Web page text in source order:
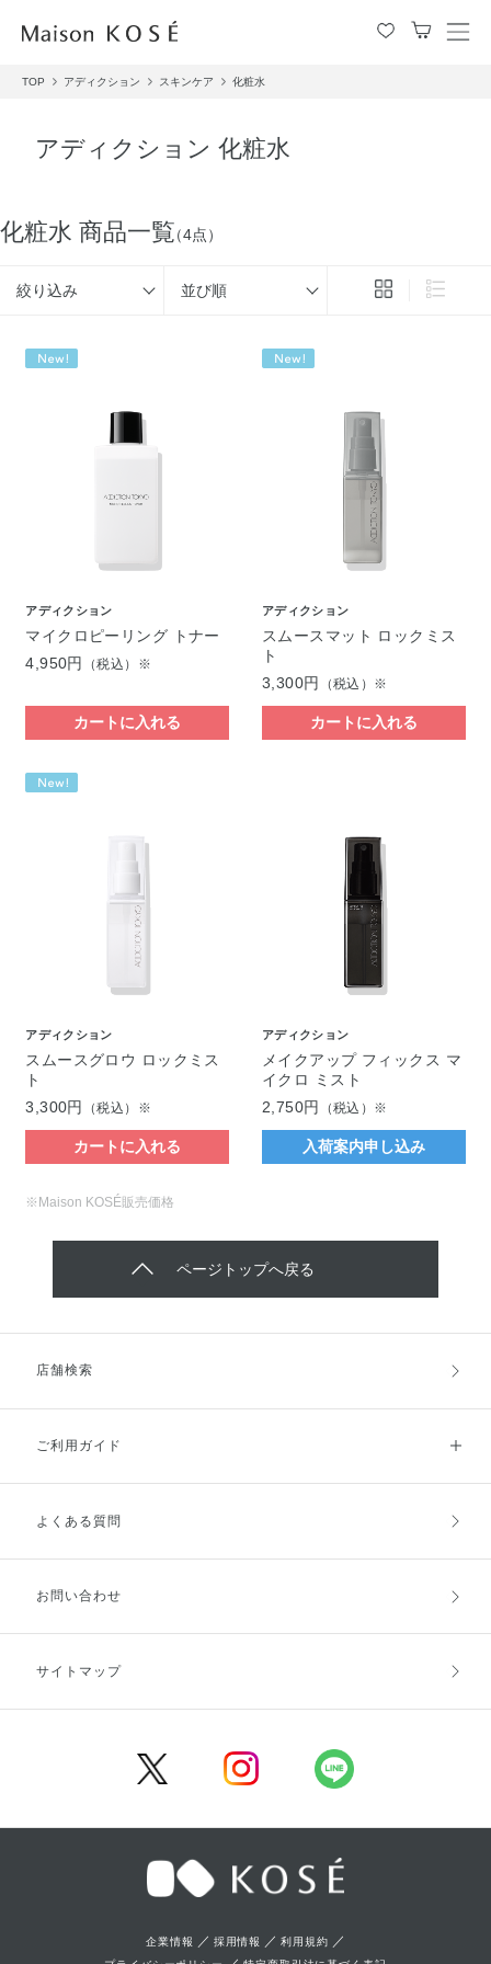
メ
TOP アディクション スキンケア 化粧水
アディクション 化粧水
化粧水 商品一覧（4点）
絞り込み 並び順
アディクション
マイクロピーリング トナー
4,950円
（税込）※
カートに入れる
アディクション
スムースマット ロックミス
ト
3,300円
（税込）※
カートに入れる
アディクション
スムースグロウ ロックミス
ト
3,300円
（税込）※
カートに入れる
アディクション
メイクアップ フィックス マ
イクロ ミスト
2,750円
（税込）※
入荷案内申し込み
※Maison KOSÉ販売価格
ページトップへ戻る
店舗検索
ご利用ガイド
ご利用ガイドトップ
お支払方法
キャンセル・返品・交換
よくある質問
お問い合わせ
サイトマップ
企業情報 ／ 採用情報 ／利用規約 ／